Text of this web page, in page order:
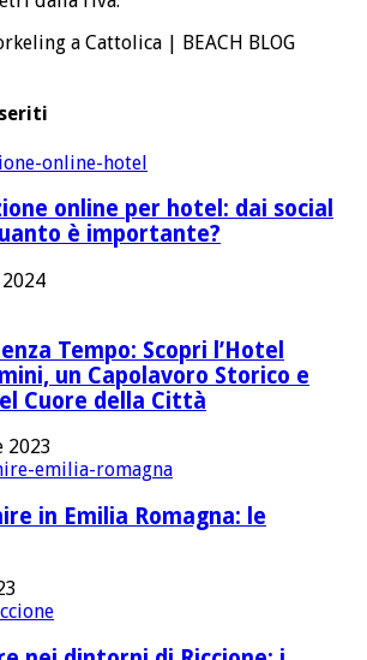
a Cattolica | BEACH BLOG
online per hotel: dai social
è importante?
Tempo: Scopri l’Hotel
un Capolavoro Storico e
Cuore della Città
2023
in Emilia Romagna: le